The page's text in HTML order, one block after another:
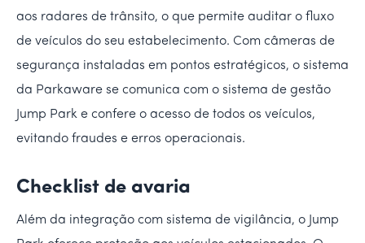
aos radares de trânsito, o que permite auditar o fluxo
de veículos do seu estabelecimento. Com câmeras de
segurança instaladas em pontos estratégicos, o sistema
da Parkaware se comunica com o sistema de gestão
Jump Park e confere o acesso de todos os veículos,
evitando fraudes e erros operacionais.
Checklist de avaria
Além da integração com sistema de vigilância, o Jump